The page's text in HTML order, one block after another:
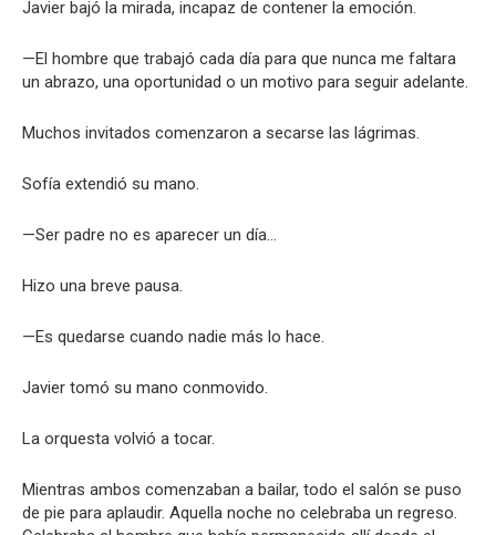
Javier bajó la mirada, incapaz de contener la emoción.
—El hombre que trabajó cada día para que nunca me faltara
un abrazo, una oportunidad o un motivo para seguir adelante.
Muchos invitados comenzaron a secarse las lágrimas.
Sofía extendió su mano.
—Ser padre no es aparecer un día…
Hizo una breve pausa.
—Es quedarse cuando nadie más lo hace.
Javier tomó su mano conmovido.
La orquesta volvió a tocar.
Mientras ambos comenzaban a bailar, todo el salón se puso
de pie para aplaudir. Aquella noche no celebraba un regreso.